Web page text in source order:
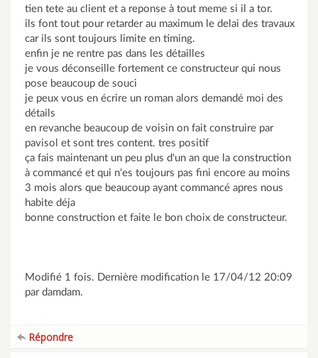
tien tete au client et a reponse à tout meme si il a tor.
ils font tout pour retarder au maximum le delai des travaux
car ils sont toujours limite en timing.
enfin je ne rentre pas dans les détailles
je vous déconseille fortement ce constructeur qui nous
pose beaucoup de souci
je peux vous en écrire un roman alors demandé moi des
détails
en revanche beaucoup de voisin on fait construire par
pavisol et sont tres content. tres positif
ça fais maintenant un peu plus d'un an que la construction
à commancé et qui n'es toujours pas fini encore au moins
3 mois alors que beaucoup ayant commancé apres nous
habite déja
bonne construction et faite le bon choix de constructeur.
Modifié 1 fois. Dernière modification le 17/04/12 20:09
par damdam.
Répondre